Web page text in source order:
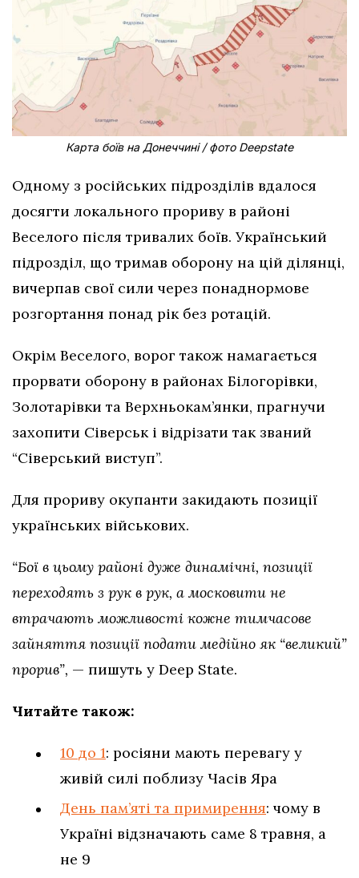
Карта боїв на Донеччині / фото Deepstate
Одному з російських підрозділів вдалося
досягти локального прориву в районі
Веселого після тривалих боїв. Український
підрозділ, що тримав оборону на цій ділянці,
вичерпав свої сили через понаднормове
розгортання понад рік без ротацій.
Окрім Веселого, ворог також намагається
прорвати оборону в районах Білогорівки,
Золотарівки та Верхньокам’янки, прагнучи
захопити Сіверськ і відрізати так званий
“Сіверський виступ”.
Для прориву окупанти закидають позиції
українських військових.
“Бої в цьому районі дуже динамічні, позиції
переходять з рук в рук, а московити не
втрачають можливості кожне тимчасове
зайняття позиції подати медійно як “великий”
прорив”, — пишуть у Deep State.
Читайте також:
10 до 1: росіяни мають перевагу у
живій силі поблизу Часів Яра
День пам’яті та примирення: чому в
Україні відзначають саме 8 травня, а
не 9